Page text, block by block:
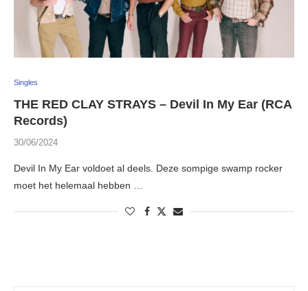
Singles
THE RED CLAY STRAYS – Devil In My Ear (RCA
Records)
30/06/2024
Devil In My Ear voldoet al deels. Deze sompige swamp rocker
moet het helemaal hebben …